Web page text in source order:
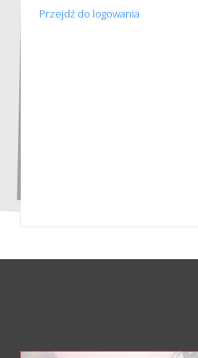
Przejdź do logowania